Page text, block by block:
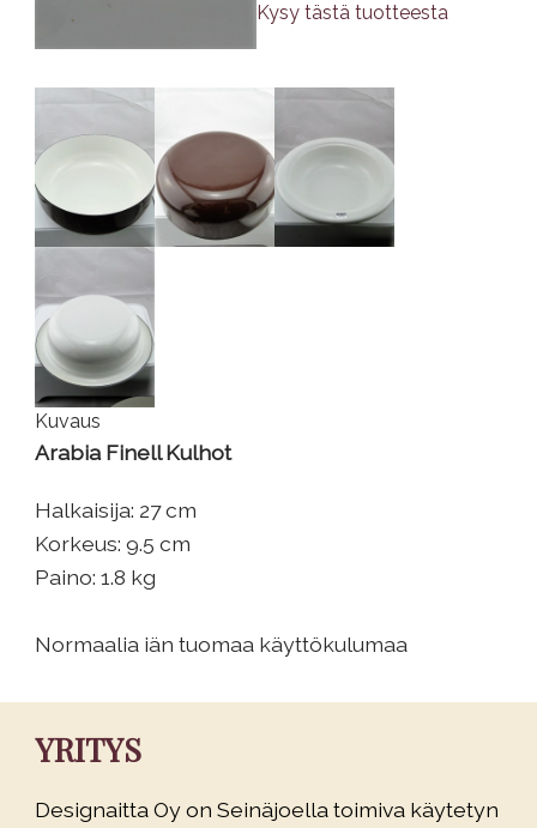
Kysy tästä tuotteesta
Kuvaus
Arabia Finell Kulhot
Halkaisija: 27 cm
Korkeus: 9.5 cm
Paino: 1.8 kg
Normaalia iän tuomaa käyttökulumaa
YRITYS
Designaitta Oy on Seinäjoella toimiva käytetyn